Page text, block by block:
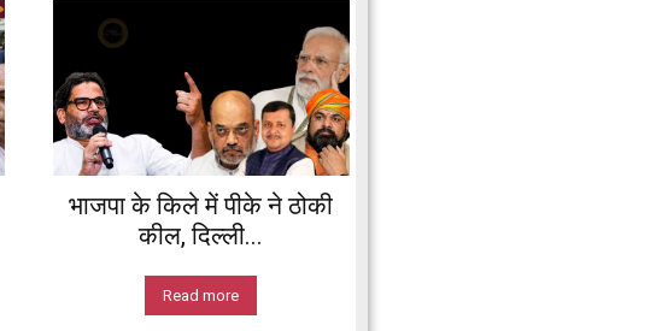
भाजपा के किले में पीके ने ठोकी
कील, दिल्ली...
Read more